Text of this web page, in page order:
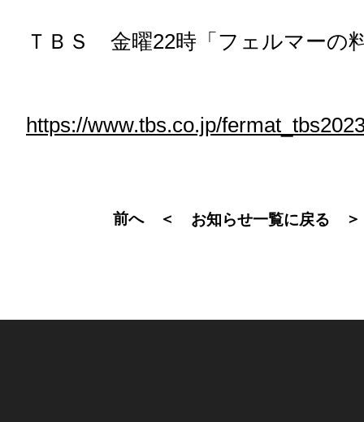
ＴＢＳ 金曜22時「フェルマーの
https://www.tbs.co.jp/
前へ ＜ お知らせ一覧に戻る